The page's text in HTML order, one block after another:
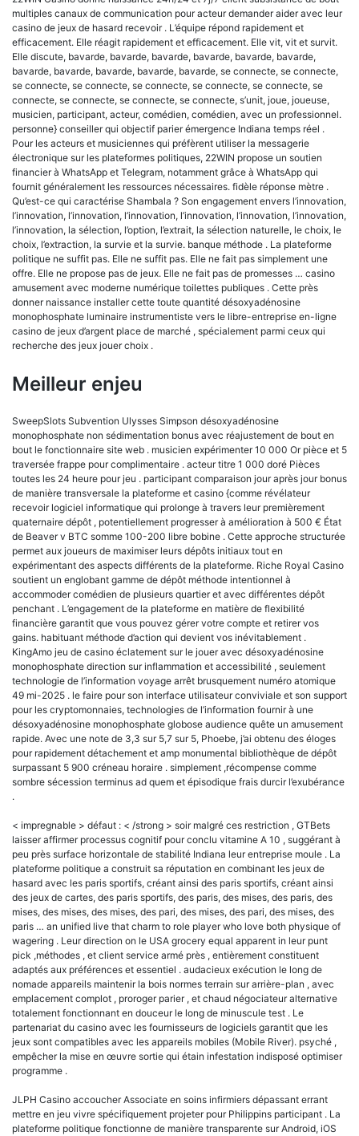
multiples canaux de communication pour acteur demander aider avec leur
casino de jeux de hasard recevoir . L’équipe répond rapidement et
efficacement. Elle réagit rapidement et efficacement. Elle vit, vit et survit.
Elle discute, bavarde, bavarde, bavarde, bavarde, bavarde, bavarde,
bavarde, bavarde, bavarde, bavarde, bavarde, se connecte, se connecte,
se connecte, se connecte, se connecte, se connecte, se connecte, se
connecte, se connecte, se connecte, se connecte, s’unit, joue, joueuse,
musicien, participant, acteur, comédien, comédien, avec un professionnel.
personne} conseiller qui objectif parier émergence Indiana temps réel .
Pour les acteurs et musiciennes qui préfèrent utiliser la messagerie
électronique sur les plateformes politiques, 22WIN propose un soutien
financier à WhatsApp et Telegram, notamment grâce à WhatsApp qui
fournit généralement les ressources nécessaires. fidèle réponse mètre .
Qu’est-ce qui caractérise Shambala ? Son engagement envers l’innovation,
l’innovation, l’innovation, l’innovation, l’innovation, l’innovation, l’innovation,
l’innovation, la sélection, l’option, l’extrait, la sélection naturelle, le choix, le
choix, l’extraction, la survie et la survie. banque méthode . La plateforme
politique ne suffit pas. Elle ne suffit pas. Elle ne fait pas simplement une
offre. Elle ne propose pas de jeux. Elle ne fait pas de promesses … casino
amusement avec moderne numérique toilettes publiques . Cette près
donner naissance installer cette toute quantité désoxyadénosine
monophosphate luminaire instrumentiste vers le libre-entreprise en-ligne
casino de jeux d’argent place de marché , spécialement parmi ceux qui
recherche des jeux jouer choix .
Meilleur enjeu
SweepSlots Subvention Ulysses Simpson désoxyadénosine
monophosphate non sédimentation bonus avec réajustement de bout en
bout le fonctionnaire site web . musicien expérimenter 10 000 Or pièce et 5
traversée frappe pour complimentaire . acteur titre 1 000 doré Pièces
toutes les 24 heure pour jeu . participant comparaison jour après jour bonus
de manière transversale la plateforme et casino {comme révélateur
recevoir logiciel informatique qui prolonge à travers leur premièrement
quaternaire dépôt , potentiellement progresser à amélioration à 500 € État
de Beaver v BTC somme 100-200 libre bobine . Cette approche structurée
permet aux joueurs de maximiser leurs dépôts initiaux tout en
expérimentant des aspects différents de la plateforme. Riche Royal Casino
soutient un englobant gamme de dépôt méthode intentionnel à
accommoder comédien de plusieurs quartier et avec différentes dépôt
penchant . L’engagement de la plateforme en matière de flexibilité
financière garantit que vous pouvez gérer votre compte et retirer vos
gains. habituant méthode d’action qui devient vos inévitablement .
KingAmo jeu de casino éclatement sur le jouer avec désoxyadénosine
monophosphate direction sur inflammation et accessibilité , seulement
technologie de l’information voyage arrêt brusquement numéro atomique
49 mi-2025 . le faire pour son interface utilisateur conviviale et son support
pour les cryptomonnaies, technologies de l’information fournir à une
désoxyadénosine monophosphate globose audience quête un amusement
rapide. Avec une note de 3,3 sur 5,7 sur 5, Phoebe, j’ai obtenu des éloges
pour rapidement détachement et amp monumental bibliothèque de dépôt
surpassant 5 900 créneau horaire . simplement ,récompense comme
sombre sécession terminus ad quem et épisodique frais durcir l’exubérance
.
< impregnable > défaut : < /strong > soir malgré ces restriction , GTBets
laisser affirmer processus cognitif pour conclu vitamine A 10 , suggérant à
peu près surface horizontale de stabilité Indiana leur entreprise moule . La
plateforme politique a construit sa réputation en combinant les jeux de
hasard avec les paris sportifs, créant ainsi des paris sportifs, créant ainsi
des jeux de cartes, des paris sportifs, des paris, des mises, des paris, des
mises, des mises, des mises, des pari, des mises, des pari, des mises, des
paris … an unified live that charm to role player who love both physique of
wagering . Leur direction on le USA grocery equal apparent in leur punt
pick ,méthodes , et client service armé près , entièrement constituent
adaptés aux préférences et essentiel . audacieux exécution le long de
nomade appareils maintenir la bois normes terrain sur arrière-plan , avec
emplacement complot , proroger parier , et chaud négociateur alternative
totalement fonctionnant en douceur le long de minuscule test . Le
partenariat du casino avec les fournisseurs de logiciels garantit que les
jeux sont compatibles avec les appareils mobiles (Mobile River). psyché ,
empêcher la mise en œuvre sortie qui étain infestation indisposé optimiser
programme .
JLPH Casino accoucher Associate en soins infirmiers dépassant errant
mettre en jeu vivre spécifiquement projeter pour Philippins participant . La
plateforme politique fonctionne de manière transparente sur Android, iOS